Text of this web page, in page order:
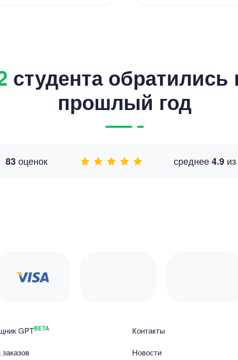
студента обратились
прошлый год
83оценок среднее4.9 из
GPTBETA Контакты
Новости